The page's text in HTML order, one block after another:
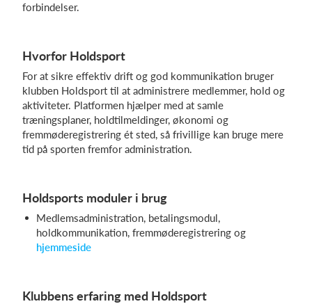
forbindelser.
Hvorfor Holdsport
For at sikre effektiv drift og god kommunikation bruger
klubben Holdsport til at administrere medlemmer, hold og
aktiviteter. Platformen hjælper med at samle
træningsplaner, holdtilmeldinger, økonomi og
fremmøderegistrering ét sted, så frivillige kan bruge mere
tid på sporten fremfor administration.
Holdsports moduler i brug
Medlemsadministration, betalingsmodul,
holdkommunikation, fremmøderegistrering og
hjemmeside
Klubbens erfaring med Holdsport